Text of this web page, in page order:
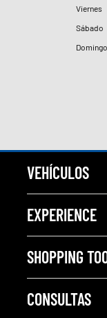
Viernes
Sábado
Domingo
VEHÍCULOS
EXPERIENCE
SHOPPING
CONSULTAS